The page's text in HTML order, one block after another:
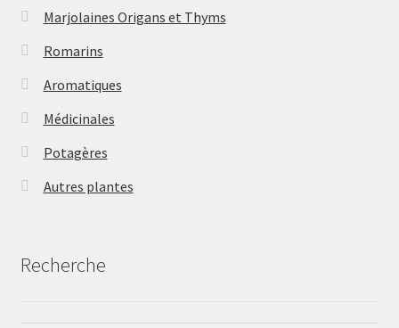
Marjolaines Origans et Thyms
Romarins
Aromatiques
Médicinales
Potagères
Autres plantes
Recherche